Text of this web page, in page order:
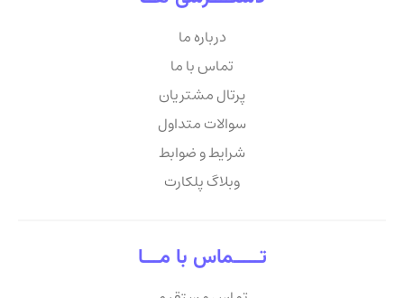
درباره ما
تماس با ما
پرتال مشتریان
سوالات متداول
شرایط و ضوابط
وبلاگ پلکارت
تـــــماس با مـــا